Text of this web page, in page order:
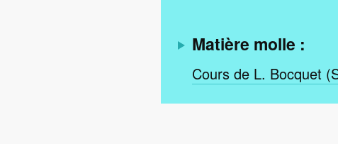
Matière molle :
Cours de L. Bocquet